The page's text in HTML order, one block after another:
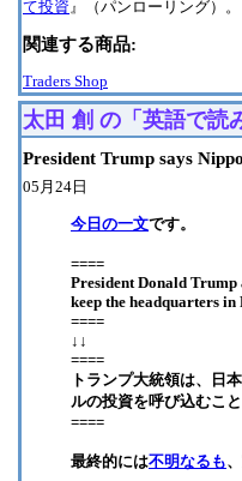
て投資 』（パンローリング）。
関連する商品:
Traders Shop
太田 創 の「英語で読
President Trump says
05月24日
今日の一文です。
====
President Donald Trump
keep the headquarters
====
↓↓
====
トランプ大統領は、日
ルの投資を呼び込むこ
====
最終的には不明なるも